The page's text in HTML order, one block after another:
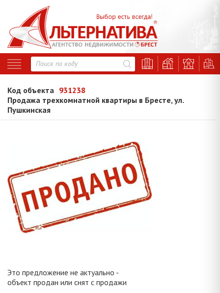
Код объекта 931238
Продажа трехкомнатной квартиры в Бресте, ул.
Пушкинская
Это предложение не актуально -
объект продан или снят с продажи